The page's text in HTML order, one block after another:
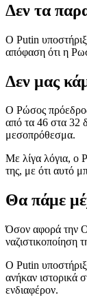
Δεν τα
Ο Putin
απόφαση ότι η
Δεν μας
Ο Ρώσος πρόεδρος
από τα 46 στα 32
μεσοπρόθεσμα.
Με λίγα λόγια, ο
της, με ότι αυτό
Θα πάμε
Όσον αφορά την
ναζιστικοποίηση
O Putin
ανήκαν ιστορικά
ενδιαφέρον.